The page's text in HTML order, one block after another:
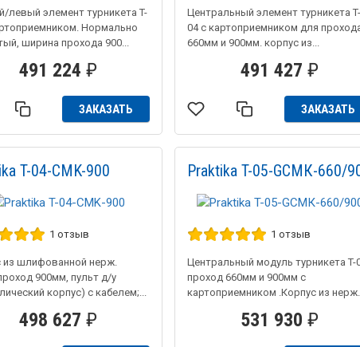
левый элемент турникета T-
Нормально
ширина прохода 900...
491 224 ₽
ЗАКАЗАТЬ
Центральный элемент турникета
04 с картоприемником для
660мм и 900мм. корпус из...
491 427 ₽
ЗАКАЗАТЬ
T-04-CMK-900
1 отзыв
из шлифованной нерж.
900мм, пульт д/у
корпус) с кабелем;...
498 627 ₽
Praktika T-05-GCMК-660/
1 отзыв
Центральный модуль турникета T-
проход 660мм и 900мм с
картоприемником .Корпус из
531 930 ₽